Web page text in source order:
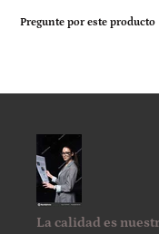
Pregunte por este producto
La calidad es